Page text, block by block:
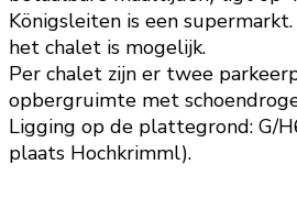
Königsleiten is een
het chalet is mogelijk.
Per chalet zijn er twee
opbergruimte met
Ligging op de plattegrond: G/
plaats Hochkrimml).